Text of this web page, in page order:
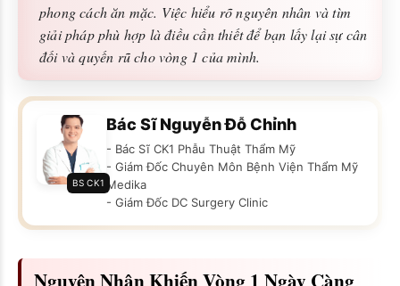
phong cách ăn mặc. Việc hiểu rõ nguyên nhân và tìm
giải pháp phù hợp là điều cần thiết để bạn lấy lại sự cân
đối và quyến rũ cho vòng 1 của mình.
BS CK1
Bác Sĩ Nguyễn Đỗ Chỉnh
- Bác Sĩ CK1 Phẫu Thuật Thẩm Mỹ
- Giám Đốc Chuyên Môn Bệnh Viện Thẩm Mỹ
Medika
- Giám Đốc DC Surgery Clinic
Nguyên Nhân Khiến Vòng 1 Ngày Càng